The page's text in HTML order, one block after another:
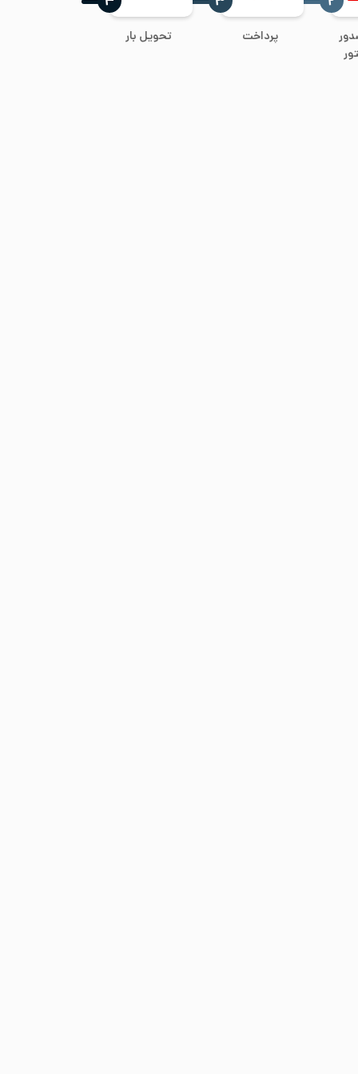
پرداخت تحویل بار